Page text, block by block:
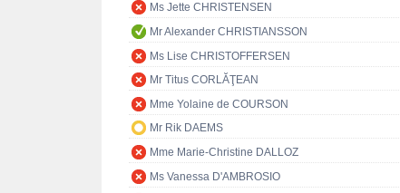
Ms Jette CHRISTENSEN
Mr Alexander CHRISTIANSSON
Ms Lise CHRISTOFFERSEN
Mr Titus CORLĂŢEAN
Mme Yolaine de COURSON
Mr Rik DAEMS
Mme Marie-Christine DALLOZ
Ms Vanessa D'AMBROSIO